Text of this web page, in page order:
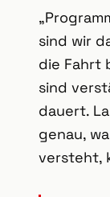
sind wir
die Fahrt
sind
dauert.
genau,
versteht,